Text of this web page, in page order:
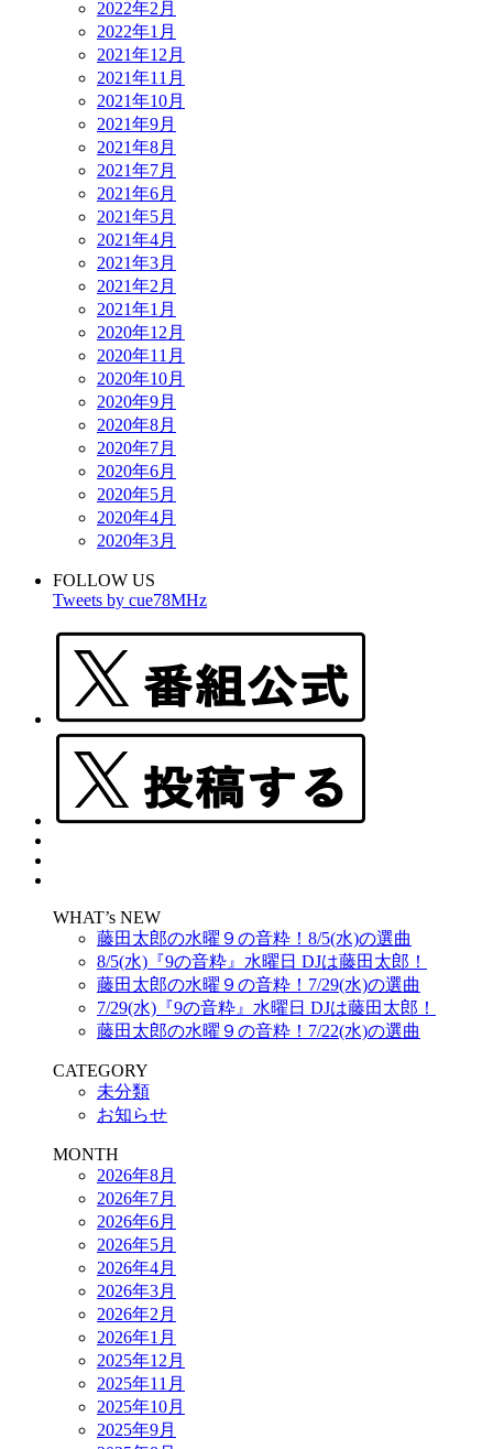
2022年2月
2022年1月
2021年12月
2021年11月
2021年10月
2021年9月
2021年8月
2021年7月
2021年6月
2021年5月
2021年4月
2021年3月
2021年2月
2021年1月
2020年12月
2020年11月
2020年10月
2020年9月
2020年8月
2020年7月
2020年6月
2020年5月
2020年4月
2020年3月
FOLLOW US
Tweets by cue78MHz
WHAT’s NEW
藤田太郎の水曜９の音粋！8/5(水)の選曲
8/5(水)『9の音粋』水曜日 DJは藤田太郎！
藤田太郎の水曜９の音粋！7/29(水)の選曲
7/29(水)『9の音粋』水曜日 DJは藤田太郎！
藤田太郎の水曜９の音粋！7/22(水)の選曲
CATEGORY
未分類
お知らせ
MONTH
2026年8月
2026年7月
2026年6月
2026年5月
2026年4月
2026年3月
2026年2月
2026年1月
2025年12月
2025年11月
2025年10月
2025年9月